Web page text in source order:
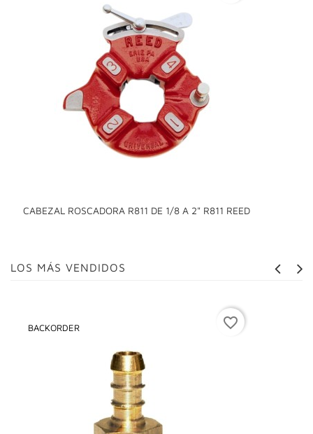
CABEZAL ROSCADORA R811 DE 1/8 A 2" R811 REED
LOS MÁS VENDIDOS
BACKORDER favorite_border